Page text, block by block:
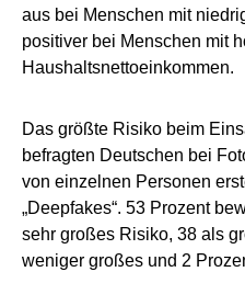
aus bei Menschen mit
positiver bei Menschen mit
Haushaltsnettoeinkommen.
Das größte Risiko beim
befragten Deutschen bei
von einzelnen Personen
„Deepfakes“. 53 Prozent
sehr großes Risiko, 38 als
weniger großes und 2